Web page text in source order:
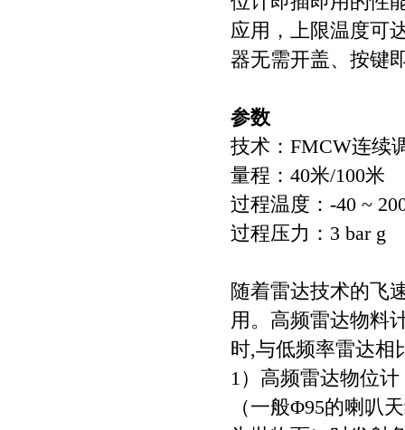
应用，上限温度可
器无需开盖、按键
参数
技术：FMCW连续
量程：40米/100米
过程温度：-40 ~
过程压力：3 bar g
随着雷达技术的飞
用。高频雷达物料
时,与低频率雷达相
1）高频雷达物位
（一般Φ95的喇叭